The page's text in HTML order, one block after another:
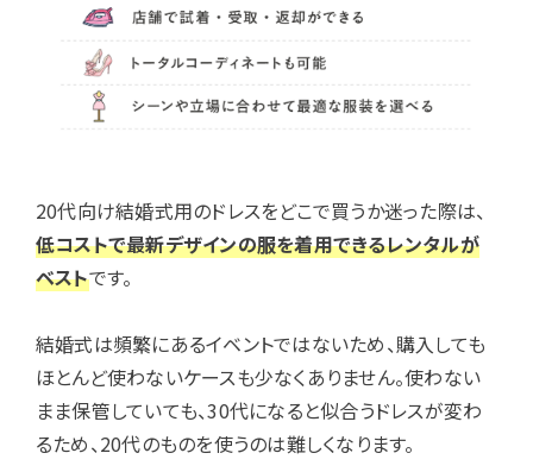
20代向け結婚式用のドレスをどこで買うか迷った際は、
低コストで最新デザインの服を着用できるレンタルが
ベストです。
結婚式は頻繁にあるイベントではないため、購入しても
ほとんど使わないケースも少なくありません。使わない
まま保管していても、30代になると似合うドレスが変わ
るため、20代のものを使うのは難しくなります。